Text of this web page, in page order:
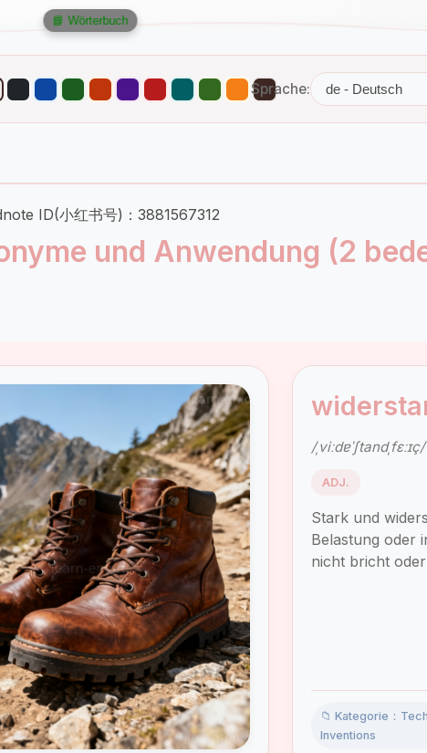
Sprache:
ID(小红书号)：3881567312
und Anwendung (2
/ˌviːdɐˈʃtandˌfɛːɪç/
ADJ.
Stark und
Belastung oder
nicht bricht
📁 Kategorie：
Inventions
📘 Wörterbuch